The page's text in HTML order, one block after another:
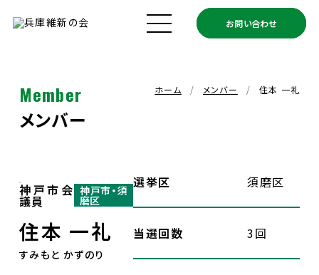
メンバー
政策実績
お問い合わせ
Member
メンバー
ホーム メンバー 住本 一礼
神戸市会
議員
神戸市・須
磨区
住本 一礼
すみもと かずのり
選挙区 須磨区
当選回数 3回